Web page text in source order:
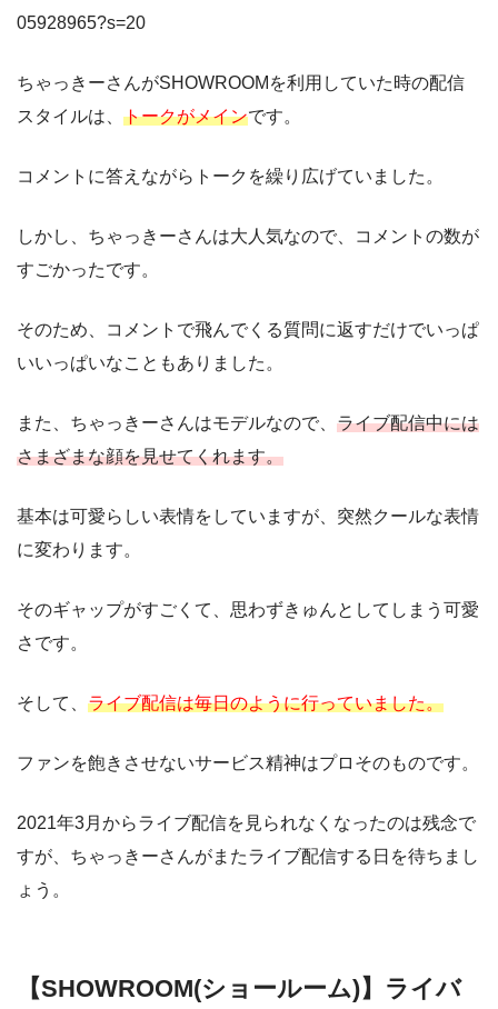
05928965?s=20
ちゃっきーさんがSHOWROOMを利用していた時の配信
スタイルは、 トークがメインです。
コメントに答えながらトークを繰り広げていました。
しかし、ちゃっきーさんは大人気なので、コメントの数が
すごかったです。
そのため、コメントで飛んでくる質問に返すだけでいっぱ
いいっぱいなこともありました。
また、ちゃっきーさんはモデルなので、 ライブ配信中には
さまざまな顔を見せてくれます。
基本は可愛らしい表情をしていますが、突然クールな表情
に変わります。
そのギャップがすごくて、思わずきゅんとしてしまう可愛
さです。
そして、 ライブ配信は毎日のように行っていました。
ファンを飽きさせないサービス精神はプロそのものです。
2021年3月からライブ配信を見られなくなったのは残念で
すが、ちゃっきーさんがまたライブ配信する日を待ちまし
ょう。
【SHOWROOM(ショールーム)】ライバ